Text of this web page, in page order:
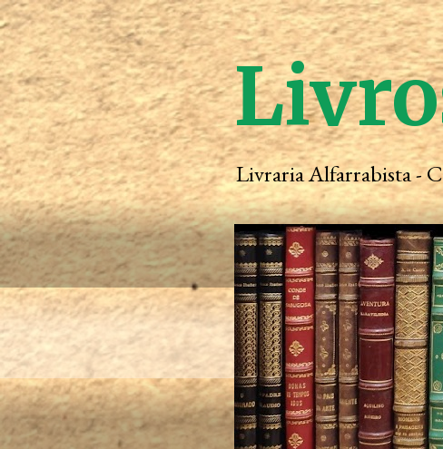
Livraria Alfarrabista -